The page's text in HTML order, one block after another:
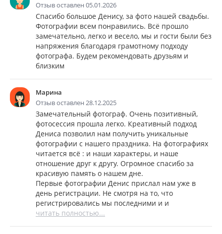
Отзыв оставлен 05.01.2026
Спасибо большое Денису, за фото нашей свадьбы.
Фотографии всем понравились. Всё прошло
замечательно, легко и весело, мы и гости были без
напряжения благодаря грамотному подходу
фотографа. Будем рекомендовать друзьям и
близким
Марина
Отзыв оставлен 28.12.2025
Замечательный фотограф. Очень позитивный,
фотосессия прошла легко. Креативный подход
Дениса позволил нам получить уникальные
фотографии с нашего праздника. На фотографиях
читается всё : и наши характеры, и наше
отношение друг к другу. Огромное спасибо за
красивую память о нашем дне.
Первые фотографии Денис прислал нам уже в
день регистрации. Не смотря на то, что
регистрировались мы последними и и
читать полностью...